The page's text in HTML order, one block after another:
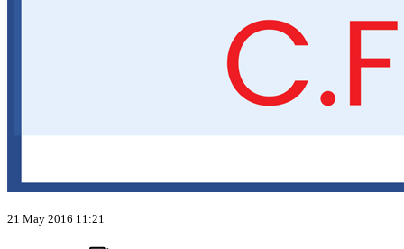
21 May 2016 11:21